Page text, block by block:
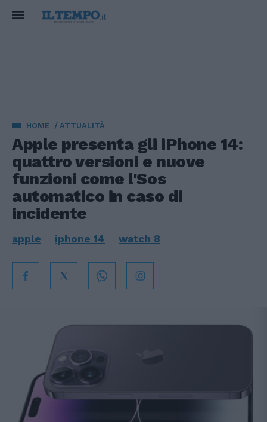
HOME ATTUALITÀ
Apple presenta gli iPhone 14:
quattro versioni e nuove
funzioni come l'Sos
automatico in caso di
incidente
apple iphone 14 watch 8